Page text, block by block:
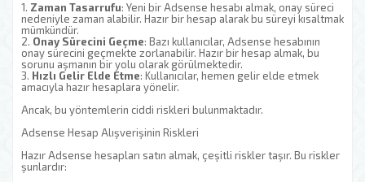
1. Zaman Tasarrufu: Yeni bir Adsense hesabı almak, onay süreci
nedeniyle zaman alabilir. Hazır bir hesap alarak bu süreyi kısaltmak
mümkündür.
2. Onay Sürecini Geçme: Bazı kullanıcılar, Adsense hesabının
onay sürecini geçmekte zorlanabilir. Hazır bir hesap almak, bu
sorunu aşmanın bir yolu olarak görülmektedir.
3. Hızlı Gelir Elde Etme: Kullanıcılar, hemen gelir elde etmek
amacıyla hazır hesaplara yönelir.
Ancak, bu yöntemlerin ciddi riskleri bulunmaktadır.
Adsense Hesap Alışverişinin Riskleri
Hazır Adsense hesapları satın almak, çeşitli riskler taşır. Bu riskler
şunlardır: